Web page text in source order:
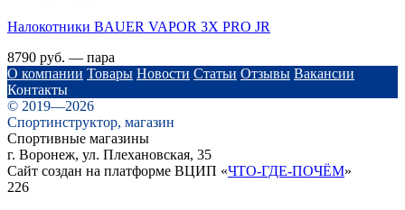
Налокотники BAUER VAPOR 3X PRO JR
8790 руб. — пара
О компании Товары Новости Статьи Отзывы Вакансии
Контакты
© 2019—2026
Спортинструктор, магазин
Спортивные магазины
г. Воронеж, ул. Плехановская, 35
Сайт создан на платформе ВЦИП «ЧТО-ГДЕ-ПОЧЁМ»
226